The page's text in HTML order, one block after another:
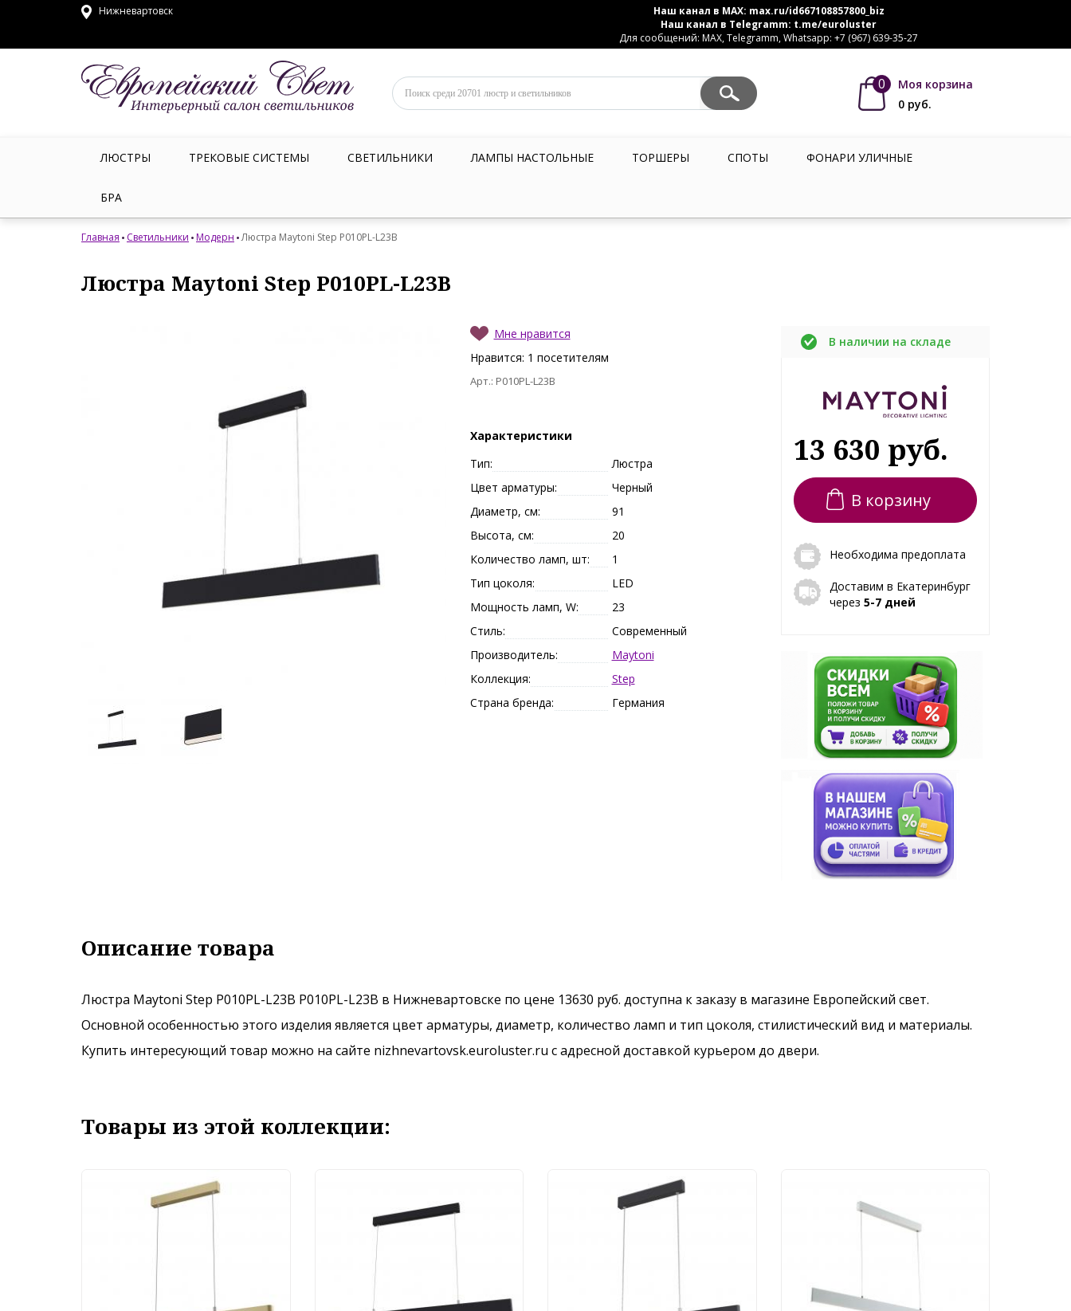
Нижневартовск Наш канал в MAX: max.ru/id667108857800_biz
Наш канал в Telegramm: t.me/euroluster
Для сообщений: MAX, Telegramm, Whatsapp: +7 (967) 639-35-27
0
Моя корзина
0 руб.
ЛЮСТРЫ ТРЕКОВЫЕ СИСТЕМЫ СВЕТИЛЬНИКИ ЛАМПЫ НАСТОЛЬНЫЕ ТОРШЕРЫ СПОТЫ ФОНАРИ УЛИЧНЫЕ
БРА
Главная Светильники Модерн Люстра Maytoni Step P010PL-L23B
Люстра Maytoni Step P010PL-L23B
Мне нравится
Нравится: 1 посетителям
Арт.: P010PL-L23B
Характеристики
Тип:
Люстра
Цвет арматуры:
Черный
Диаметр, см:
91
Высота, см:
20
Количество ламп, шт:
1
Тип цоколя:
LED
Мощность ламп, W:
23
Стиль:
Современный
Производитель:
Maytoni
Коллекция:
Step
Страна бренда:
Германия
В наличии на складе
13 630 руб.
В корзину
Необходима предоплата
Доставим в Екатеринбург
через 5-7 дней
Описание товара
Люстра Maytoni Step P010PL-L23B P010PL-L23B в Нижневартовске по цене 13630 руб. доступна к заказу в магазине Европейский свет.
Основной особенностью этого изделия является цвет арматуры, диаметр, количество ламп и тип цоколя, стилистический вид и материалы.
Купить интересующий товар можно на сайте nizhnevartovsk.euroluster.ru с адресной доставкой курьером до двери.
Товары из этой коллекции:
Подвесной светильник
Maytoni Step P010PL-
9 541 руб.
Maytoni Step P010PL-
L30B4K
16 990 руб.
Подвесной светильник
Maytoni Step P010PL-
13 630 руб.
P010PL-L30W